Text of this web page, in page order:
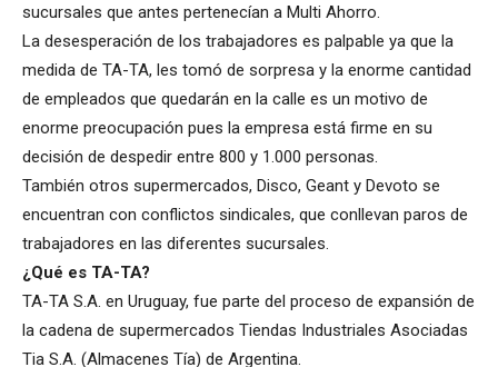
sucursales que antes pertenecían a Multi Ahorro.
La desesperación de los trabajadores es palpable ya que la
medida de TA-TA, les tomó de sorpresa y la enorme cantidad
de empleados que quedarán en la calle es un motivo de
enorme preocupación pues la empresa está firme en su
decisión de despedir entre 800 y 1.000 personas.
También otros supermercados, Disco, Geant y Devoto se
encuentran con conflictos sindicales, que conllevan paros de
trabajadores en las diferentes sucursales.
¿Qué es TA-TA?
TA-TA S.A. en Uruguay, fue parte del proceso de expansión de
la cadena de supermercados Tiendas Industriales Asociadas
Tia S.A. (Almacenes Tía) de Argentina.